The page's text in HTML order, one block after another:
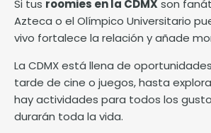
Si tus roomies en la CDMX son
Azteca o el Olímpico Universitario
vivo fortalece la relación y añade
La CDMX está llena de
tarde de cine o juegos, hasta
hay actividades para todos los
durarán toda la vida.